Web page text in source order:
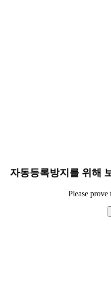
자동등록방지를 위해
Please prove